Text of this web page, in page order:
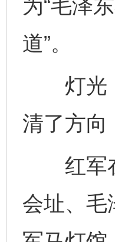
为“毛泽
道”。
灯光，
清了方向
红军在
会址、毛